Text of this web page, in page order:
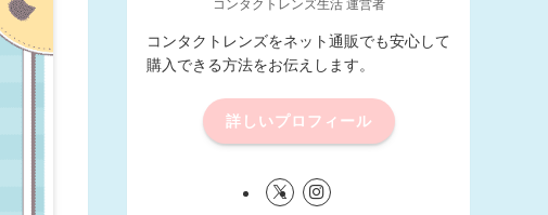
コンタクトレンズをネット通販でも安心して
購入できる方法をお伝えします。
詳しいプロフィール